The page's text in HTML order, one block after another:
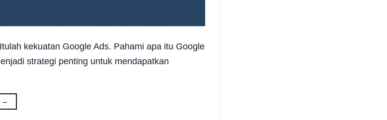
kekuatan Google Ads. Pahami apa itu Google
strategi penting untuk mendapatkan
→